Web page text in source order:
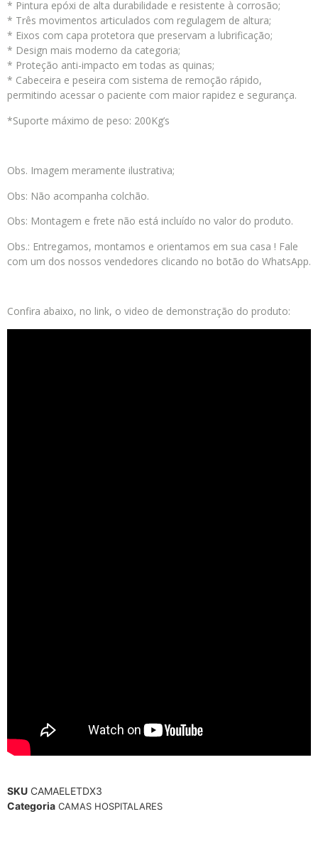
* Pintura epóxi de alta durabilidade e resistente à corrosão;
* Três movimentos articulados com regulagem de altura;
* Eixos com capa protetora que preservam a lubrificação;
* Design mais moderno da categoria;
* Proteção anti-impacto em todas as quinas;
* Cabeceira e peseira com sistema de remoção rápido,
permitindo acessar o paciente com maior rapidez e segurança.
*Suporte máximo de peso: 200Kg’s
Obs. Imagem meramente ilustrativa;
Obs: Não acompanha colchão.
Obs: Montagem e frete não está incluído no valor do produto.
Obs.: Entregamos, montamos e orientamos em sua casa ! Fale
com um dos nossos vendedores clicando no botão do WhatsApp.
Confira abaixo, no link, o video de demonstração do produto:
SKU CAMAELETDX3
Categoria CAMAS HOSPITALARES